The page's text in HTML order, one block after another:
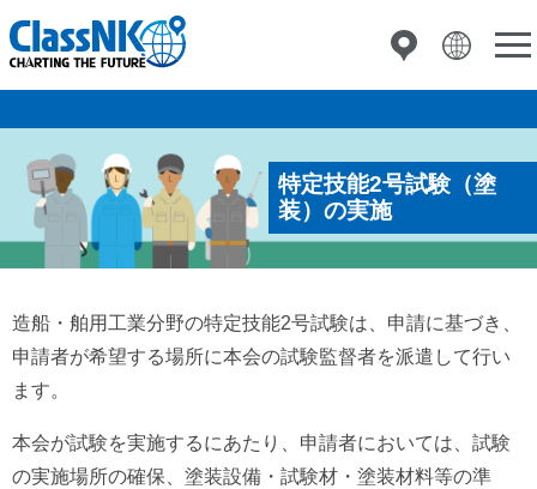
特定技能2号試験（塗
装）の実施
造船・舶用工業分野の特定技能2号試験は、申請に基づき、
申請者が希望する場所に本会の試験監督者を派遣して行い
ます。
本会が試験を実施するにあたり、申請者においては、試験
の実施場所の確保、塗装設備・試験材・塗装材料等の準